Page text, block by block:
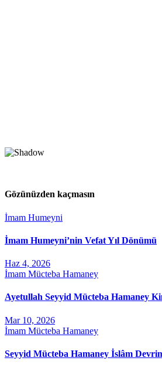
Gözünüzden kaçmasın
İmam Humeyni
İmam Humeyni’nin Vefat Yıl Dönümü
Haz 4, 2026
İmam Mücteba Hamaney
Ayetullah Seyyid Mücteba Hamaney
Mar 10, 2026
İmam Mücteba Hamaney
Seyyid Mücteba Hamaney İslâm